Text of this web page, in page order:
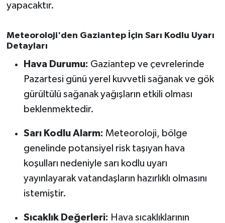
yapacaktır.
Meteoroloji'den Gaziantep İçin Sarı Kodlu Uyarı
Detayları
Hava Durumu: Gaziantep ve çevrelerinde
Pazartesi günü yerel kuvvetli sağanak ve gök
gürültülü sağanak yağışların etkili olması
beklenmektedir.
Sarı Kodlu Alarm: Meteoroloji, bölge
genelinde potansiyel risk taşıyan hava
koşulları nedeniyle sarı kodlu uyarı
yayınlayarak vatandaşların hazırlıklı olmasını
istemiştir.
Sıcaklık Değerleri: Hava sıcaklıklarının
SİYASET
Sındırgı
SPOR
Susurluk
TARİHTE BUGÜN
TEKNOLOJİ
Trend
TÜRKİYE